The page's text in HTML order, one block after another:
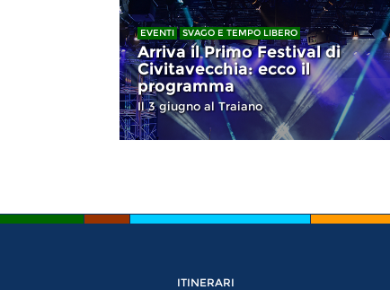
EVENTI SVAGO E TEMPO LIBERO
Arriva il Primo Festival di
Civitavecchia: ecco il
programma
Il 3 giugno al Traiano
ITINERARI